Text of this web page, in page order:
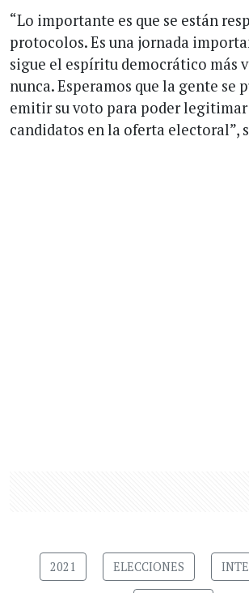
“Lo importante es que se están
protocolos. Es una jornada
sigue el espíritu democrático más
nunca. Esperamos que la gente se
emitir su voto para poder legitimar
candidatos en la oferta electoral”,
2021 ELECCIONES